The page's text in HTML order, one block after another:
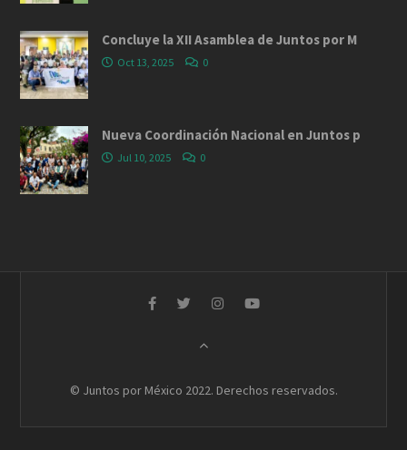
Concluye la XII Asamblea de Juntos por M
Oct 13, 2025 0
Nueva Coordinación Nacional en Juntos p
Jul 10, 2025 0
© Juntos por México 2022. Derechos reservados.